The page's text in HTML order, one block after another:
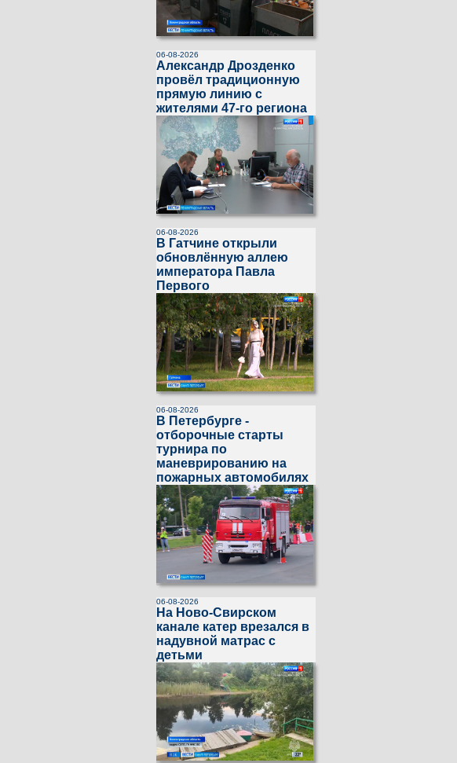
06-08-2026
Александр Дрозденко
провёл традиционную
прямую линию с
жителями 47-го региона
06-08-2026
В Гатчине открыли
обновлённую аллею
императора Павла
Первого
06-08-2026
В Петербурге -
отборочные старты
турнира по
маневрированию на
пожарных автомобилях
06-08-2026
На Ново-Свирском
канале катер врезался в
надувной матрас с
детьми